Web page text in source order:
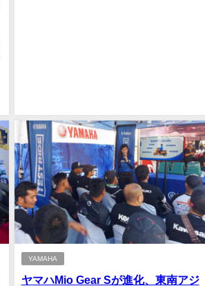
YAMAHA
ヤマハMio Gear Sが進化、東南アジ